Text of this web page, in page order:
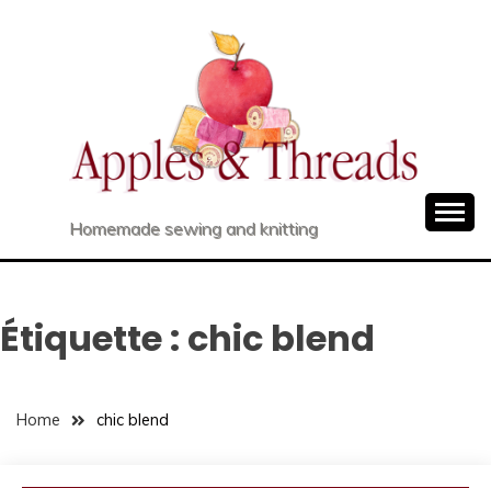
Homemade sewing and knitting
Étiquette : chic blend
Home chic blend